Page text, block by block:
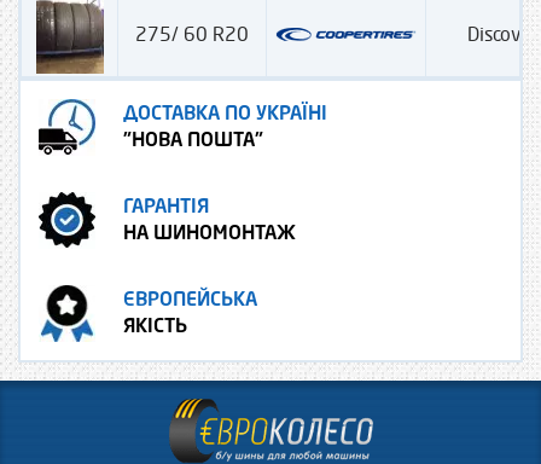
275/ 60 R20
ДОСТАВКА ПО УКРАЇНІ
"НОВА ПОШТА"
ГАРАНТІЯ
НА ШИНОМОНТАЖ
ЄВРОПЕЙСЬКА
ЯКІСТЬ